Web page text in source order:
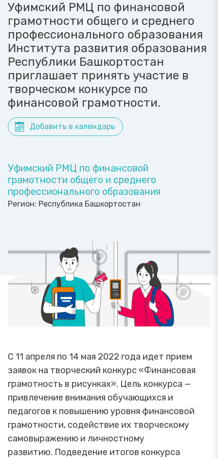
Уфимский РМЦ по финансовой
грамотности общего и среднего
профессионального образования
Института развития образования
Республики Башкортостан
приглашает принять участие в
творческом конкурсе по
финансовой грамотности.
Добавить в календарь
Уфимский РМЦ по финансовой
грамотности общего и среднего
профессионального образования
Регион: Республика Башкортостан
С 11 апреля по 14 мая 2022 года идет прием
заявок на творческий конкурс «Финансовая
грамотность в рисунках». Цель конкурса —
привлечение внимания обучающихся и
педагогов к повышению уровня финансовой
грамотности, содействие их творческому
самовыражению и личностному
развитию. Подведение итогов конкурса